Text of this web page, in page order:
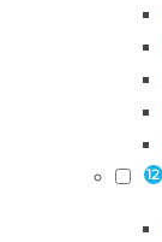
12